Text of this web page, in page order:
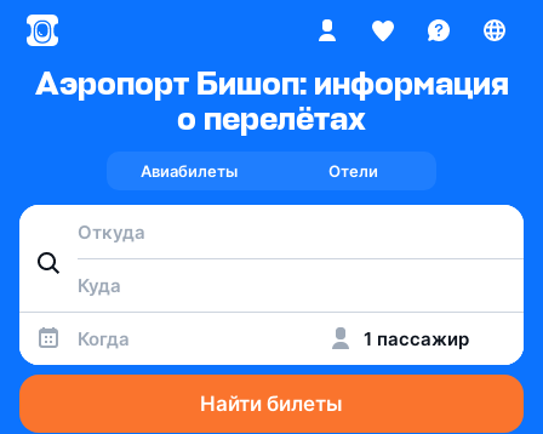
Аэропорт Бишоп: информация
о перелётах
Авиабилеты Отели
Когда 1 пассажир
Найти билеты